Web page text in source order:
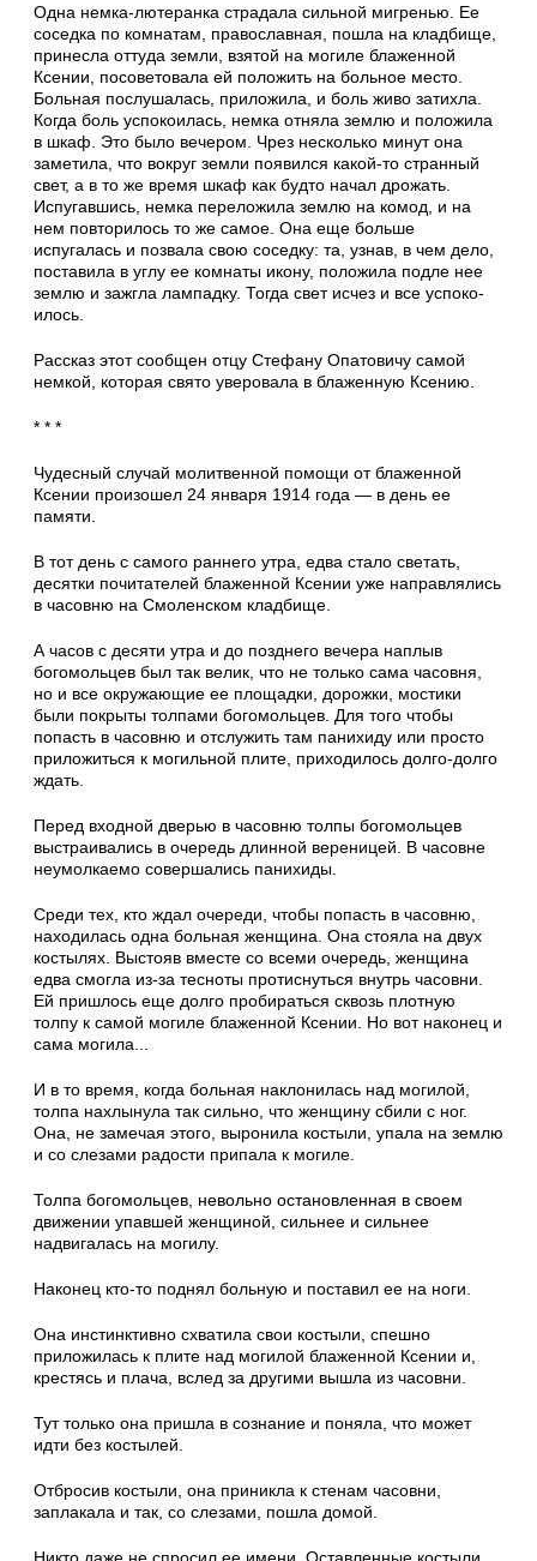
Одна немка-лютеранка страдала сильной мигренью. Ее
соседка по комнатам, православ­ная, пошла на кладбище,
принесла оттуда земли, взятой на могиле блаженной
Ксении, посоветовала ей положить на больное место.
Больная послушалась, приложила, и боль живо затихла.
Когда боль успокоилась, немка отняла землю и положила
в шкаф. Это было вечером. Чрез несколько минут она
заметила, что во­круг земли появился какой-то странный
свет, а в то же время шкаф как будто начал дрожать.
Испугавшись, немка переложила землю на ко­мод, и на
нем повторилось то же самое. Она еще больше
испугалась и позвала свою соседку: та, узнав, в чем дело,
поставила в углу ее ком­наты икону, положила подле нее
землю и за­жгла лампадку. Тогда свет исчез и все успоко­
илось.
Рассказ этот сообщен отцу Стефану Опатовичу самой
немкой, которая свято уверовала в блаженную Ксению.
* * *
Чудесный случай молитвенной помощи от блаженной
Ксении произошел 24 января 1914 года — в день ее
памяти.
В тот день с самого раннего утра, едва стало светать,
десятки почитателей блаженной Ксе­нии уже направлялись
в часовню на Смолен­ском кладбище.
А часов с десяти утра и до позднего вечера наплыв
богомольцев был так велик, что не только сама часовня,
но и все окружающие ее площадки, дорожки, мостики
были покрыты толпами богомольцев. Для того чтобы
попасть в часовню и отслужить там панихиду или про­сто
приложиться к могильной плите, приходи­лось долго-долго
ждать.
Перед входной дверью в часовню толпы бо­гомольцев
выстраивались в очередь длинной вереницей. В часовне
неумолкаемо соверша­лись панихиды.
Среди тех, кто ждал очереди, чтобы попасть в часовню,
находилась одна больная женщина. Она стояла на двух
костылях. Выстояв вместе со всеми очередь, женщина
едва смогла из-за тесноты протиснуться внутрь часовни.
Ей при­шлось еще долго пробираться сквозь плотную
толпу к самой могиле блаженной Ксении. Но вот наконец и
сама могила...
И в то время, когда больная наклонилась над могилой,
толпа нахлынула так сильно, что женщину сбили с ног.
Она, не замечая этого, выронила костыли, упала на землю
и со сле­зами радости припала к могиле.
Толпа богомольцев, невольно остановлен­ная в своем
движении упавшей женщиной, сильнее и сильнее
надвигалась на могилу.
Наконец кто-то поднял больную и поставил ее на ноги.
Она инстинктивно схватила свои костыли, спешно
приложилась к плите над могилой бла­женной Ксении и,
крестясь и плача, вслед за другими вышла из часовни.
Тут только она пришла в сознание и поняла, что может
идти без костылей.
Отбросив костыли, она приникла к стенам часовни,
заплакала и так, со слезами, пошла домой.
Никто даже не спросил ее имени. Оставлен­ные костыли